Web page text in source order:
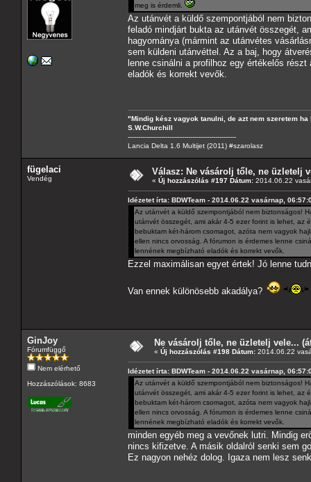
meg is érdemli.
Az utánvét a küldő szempontjából nem
feladó mindjárt bukta az utánvét összegét,
hagyománya (mármint az utánvétes
sem küldeni utánvéttel. Az a baj, hogy
lenne csinálni a profilhoz egy értékelős
eladók és korrekt vevők.
"Mindig kész vagyok tanulni, de azt nem szeretem
S.W.Churchill
----------------------------------------------------
Lancia Delta 1.6 Multijet (2011) #szarolasz
fügelaci
Vendég
Válasz: Ne vásárolj tőle, ne üzletelj
« Új hozzászólás #197 Dátum: 2014.06.22
Idézetet írta: BDWTeam - 2014.06.22 vasárnap,
Az utánvét a küldő szempontjából nem biztonságos!
utánvét összegét, ami akár 4-5 ezer forint is lehet, az
bebuktam két-három csomagot, azóta nem vagyok
ellen nincs orvosság. A fórumon is érdemes lenne
lennének megbízható eladók és korrekt vevők.
Ezzel maximálisan egyet értek! Jó lenne
Van ennek különösebb akadálya?
GinJoy
Fórumfüggő
Nem elérhető
Hozzászólások: 8683
Ne vásárolj tőle, ne üzletelj vele...
« Új hozzászólás #198 Dátum: 2014.06.22
Idézetet írta: BDWTeam - 2014.06.22 vasárnap,
Az utánvét a küldő szempontjából nem biztonságos!
utánvét összegét, ami akár 4-5 ezer forint is lehet, az
bebuktam két-három csomagot, azóta nem vagyok
ellen nincs orvosság. A fórumon is érdemes lenne
lennének megbízható eladók és korrekt vevők.
minden egyéb meg a vevőnek lutri. Mindig
nincs kifizetve. A másik oldalról senki sem
Ez nagyon nehéz dolog. Igaza nem lesz